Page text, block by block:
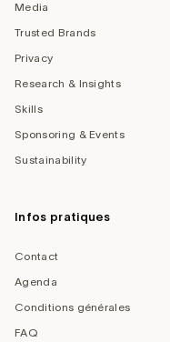
Media
Trusted Brands
Privacy
Research & Insights
Skills
Sponsoring & Events
Sustainability
Infos pratiques
Contact
Agenda
Conditions générales
FAQ